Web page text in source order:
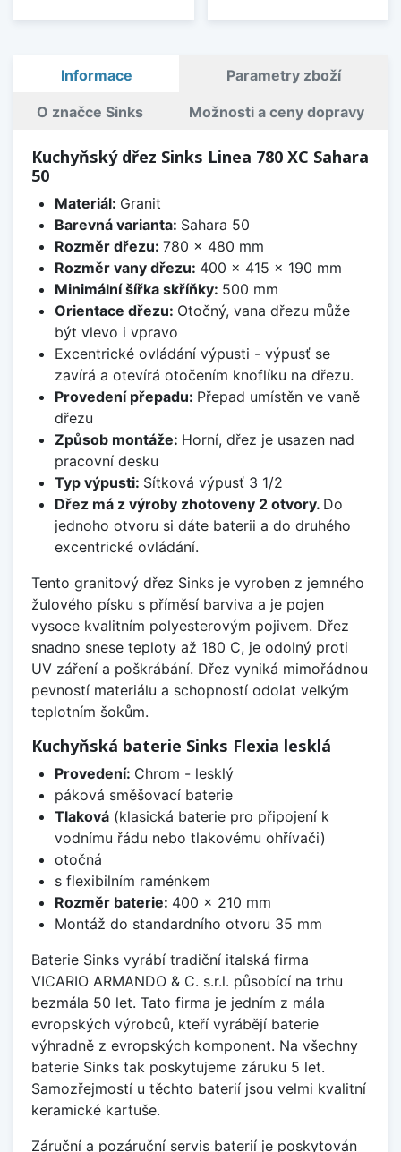
Informace Parametry zboží
O značce Sinks Možnosti a ceny dopravy
Kuchyňský dřez Sinks Linea 780 XC Sahara
50
Materiál: Granit
Barevná varianta: Sahara 50
Rozměr dřezu: 780 x 480 mm
Rozměr vany dřezu: 400 x 415 x 190 mm
Minimální šířka skříňky: 500 mm
Orientace dřezu: Otočný, vana dřezu může
být vlevo i vpravo
Excentrické ovládání výpusti - výpusť se
zavírá a otevírá otočením knoflíku na dřezu.
Provedení přepadu: Přepad umístěn ve vaně
dřezu
Způsob montáže: Horní, dřez je usazen nad
pracovní desku
Typ výpusti: Sítková výpusť 3 1/2
Dřez má z výroby zhotoveny 2 otvory. Do
jednoho otvoru si dáte baterii a do druhého
excentrické ovládání.
Tento granitový dřez Sinks je vyroben z jemného
žulového písku s příměsí barviva a je pojen
vysoce kvalitním polyesterovým pojivem. Dřez
snadno snese teploty až 180 C, je odolný proti
UV záření a poškrábání. Dřez vyniká mimořádnou
pevností materiálu a schopností odolat velkým
teplotním šokům.
Kuchyňská baterie Sinks Flexia lesklá
Provedení: Chrom - lesklý
páková směšovací baterie
Tlaková(klasická baterie pro připojení k
vodnímu řádu nebo tlakovému ohřívači)
otočná
s flexibilním raménkem
Rozměr baterie: 400 x 210 mm
Montáž do standardního otvoru 35 mm
Baterie Sinks vyrábí tradiční italská firma
VICARIO ARMANDO & C. s.r.l. působící na trhu
bezmála 50 let. Tato firma je jedním z mála
evropských výrobců, kteří vyrábějí baterie
výhradně z evropských komponent. Na všechny
baterie Sinks tak poskytujeme záruku 5 let.
Samozřejmostí u těchto baterií jsou velmi kvalitní
keramické kartuše.
Záruční a pozáruční servis baterií je poskytován